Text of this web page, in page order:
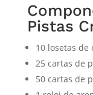
Pistas
10 losetas de
25 cartas de
50 cartas de